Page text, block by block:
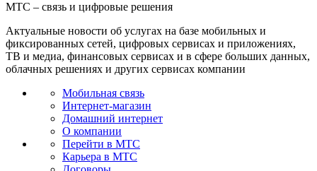
МТС – связь и цифровые решения
Актуальные новости об услугах на базе мобильных и
фиксированных сетей, цифровых сервисах и приложениях,
ТВ и медиа, финансовых сервисах и в сфере больших данных,
облачных решениях и других сервисах компании
Мобильная связь
Интернет-магазин
Домашний интернет
О компании
Перейти в МТС
Карьера в МТС